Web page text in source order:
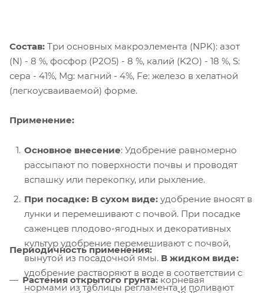
Состав: Три основных макроэлемента (NPK): азот
(N) - 8 %, фосфор (P2O5) - 8 %, калий (K2O) - 18 %, S:
сера - 41%, Мg: магний - 4%, Fe: железо в хелатной
(легкоусваиваемой) форме.
Применение:
Основное внесение: Удобрение равномерно
рассыпают по поверхности почвы и проводят
вспашку или перекопку, или рыхление.
При посадке: В сухом виде: удобрение вносят в
лунки и перемешивают с почвой. При посадке
саженцев плодово-ягодных и декоративных
культур удобрение перемешивают с почвой,
вынутой из посадочной ямы. В жидком виде:
удобрение растворяют в воде в соответствии с
нормами из таблицы регламента и поливают
Периодичность применения:
Растения открытого грунта:корневая